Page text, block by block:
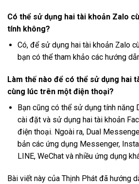
Có thể sử dụng hai tài khoản Zalo
tính không?
Có, để sử dụng hai tài khoản Zalo
bạn có thể tham khảo các hướng
Làm thế nào để có thể sử dụng hai
cùng lúc trên một điện thoại?
Bạn cũng có thể sử dụng tính năng
cài đặt và sử dụng hai tài khoản
điện thoại. Ngoài ra, Dual
bản các ứng dụng Messenger,
LINE, WeChat và nhiều ứng dụng
Bài viết này của Thịnh Phát đã hướng